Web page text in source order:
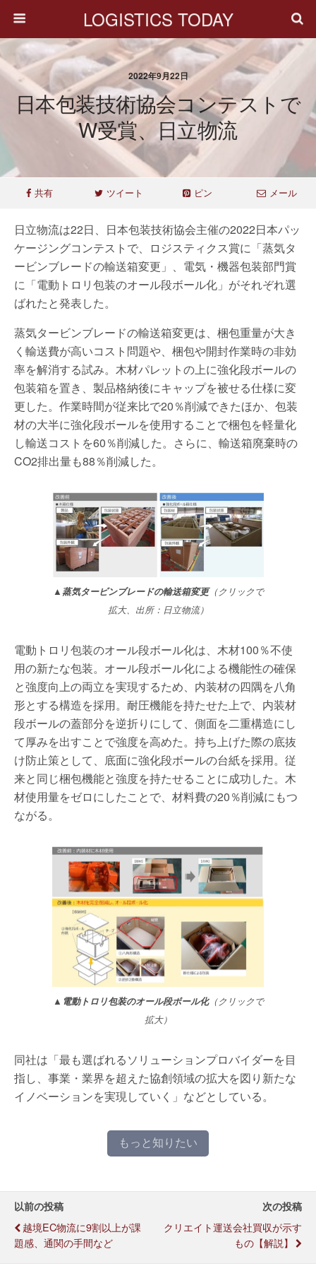
LOGISTICS TODAY
2022年9月22日
日本包装技術協会コンテストで
W受賞、日立物流
共有 ツイート ピン メール
日立物流は22日、日本包装技術協会主催の2022日本パッ
ケージングコンテストで、ロジスティクス賞に「蒸気タ
ービンブレードの輸送箱変更」、電気・機器包装部門賞
に「電動トロリ包装のオール段ボール化」がそれぞれ選
ばれたと発表した。
蒸気タービンブレードの輸送箱変更は、梱包重量が大き
く輸送費が高いコスト問題や、梱包や開封作業時の非効
率を解消する試み。木材パレットの上に強化段ボールの
包装箱を置き、製品格納後にキャップを被せる仕様に変
更した。作業時間が従来比で20％削減できたほか、包装
材の大半に強化段ボールを使用することで梱包を軽量化
し輸送コストを60％削減した。さらに、輸送箱廃棄時の
CO2排出量も88％削減した。
▲蒸気タービンブレードの輸送箱変更（クリックで
拡大、出所：日立物流）
電動トロリ包装のオール段ボール化は、木材100％不使
用の新たな包装。オール段ボール化による機能性の確保
と強度向上の両立を実現するため、内装材の四隅を八角
形とする構造を採用。耐圧機能を持たせた上で、内装材
段ボールの蓋部分を逆折りにして、側面を二重構造にし
て厚みを出すことで強度を高めた。持ち上げた際の底抜
け防止策として、底面に強化段ボールの台紙を採用。従
来と同じ梱包機能と強度を持たせることに成功した。木
材使用量をゼロにしたことで、材料費の20％削減にもつ
ながる。
▲電動トロリ包装のオール段ボール化（クリックで
拡大）
同社は「最も選ばれるソリューションプロバイダーを目
指し、事業・業界を超えた協創領域の拡大を図り新たな
イノベーションを実現していく」などとしている。
もっと知りたい
以前の投稿
越境EC物流に9割以上が課
題感、通関の手間など
次の投稿
クリエイト運送会社買収が示す
もの【解説】